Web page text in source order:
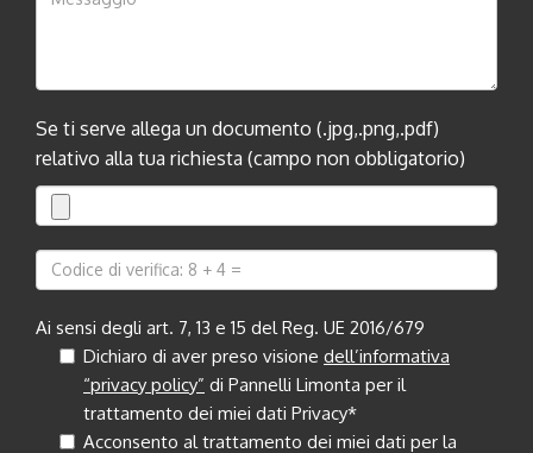
Se ti serve allega un documento (.jpg,.png,.pdf)
relativo alla tua richiesta (campo non obbligatorio)
Ai sensi degli art. 7, 13 e 15 del Reg. UE 2016/679
Dichiaro di aver preso visione dell’informativa
“privacy policy” di Pannelli Limonta per il
trattamento dei miei dati Privacy*
Acconsento al trattamento dei miei dati per la